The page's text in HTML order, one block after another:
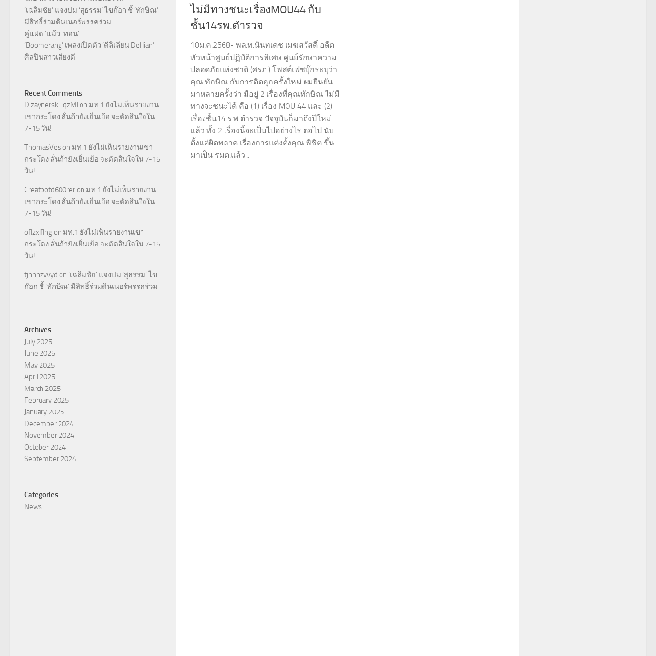
ไม่มีทางชนะเรื่องMOU44 กับ
ชั้น14รพ.ตำรวจ
10ม.ค.2568- พล.ท.นันทเดช เมฆสวัสดิ์ อดีต
หัวหน้าศูนย์ปฏิบัติการพิเศษ ศูนย์รักษาความ
ปลอดภัยแห่งชาติ (ศรภ.) โพสต์เฟซบุ๊กระบุว่า
คุณ ทักษิณ กับการติดคุกครั้งใหม่ ผมยืนยัน
มาหลายครั้งว่า มีอยู่ 2 เรื่องที่คุณทักษิณ ไม่มี
ทางจะชนะได้ คือ (1) เรื่อง MOU 44 และ (2)
เรื่องชั้น14 ร.พ.ตำรวจ ปัจจุบันก็มาถึงปีใหม่
แล้ว ทั้ง 2 เรื่องนี้จะเป็นไปอย่างไร ต่อไป นับ
ตั้งแต่ผิดพลาด เรื่องการแต่งตั้งคุณ พิชิต ขึ้น
มาเป็น รมต.แล้ว...
‘เฉลิมชัย’ แจงปม ‘สุธรรม’ ไขก๊อก ชี้ ‘ทักษิณ’
มีสิทธิ์ร่วมดินเนอร์พรรคร่วม
คู่แฝด ‘แม้ว-ทอน’
‘Boomerang’ เพลงเปิดตัว ‘ดีลิเลียน Delilian’
ศิลปินสาวเสียงดี
Recent Comments
Dizaynersk_qzMl on มท.1 ยังไม่เห็นรายงาน
เขากระโดง ลั่นถ้ายังเยิ่นเย้อ จะตัดสินใจใน
7-15 วัน!
ThomasVes on มท.1 ยังไม่เห็นรายงานเขา
กระโดง ลั่นถ้ายังเยิ่นเย้อ จะตัดสินใจใน 7-15
วัน!
Creatbotd600rer on มท.1 ยังไม่เห็นรายงาน
เขากระโดง ลั่นถ้ายังเยิ่นเย้อ จะตัดสินใจใน
7-15 วัน!
oflzxlflhg on มท.1 ยังไม่เห็นรายงานเขา
กระโดง ลั่นถ้ายังเยิ่นเย้อ จะตัดสินใจใน 7-15
วัน!
tjhhhzvvyd on ‘เฉลิมชัย’ แจงปม ‘สุธรรม’ ไข
ก๊อก ชี้ ‘ทักษิณ’ มีสิทธิ์ร่วมดินเนอร์พรรคร่วม
Archives
July 2025
June 2025
May 2025
April 2025
March 2025
February 2025
January 2025
December 2024
November 2024
October 2024
September 2024
Categories
News